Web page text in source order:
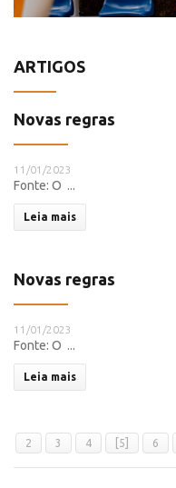
ARTIGOS
Novas regras
11/01/2023
Fonte: O ...
Leia mais
Novas regras
11/01/2023
Fonte: O ...
Leia mais
2 3 4 [5] 6